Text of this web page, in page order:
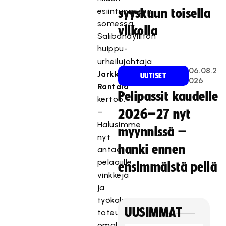
esiintuomisen
somessa,
Salibandyliiton
huippu-
urheilujohtaja
Jarkko
Rantala
kertoo.
–
Halusimme
nyt
antaa
pelaajille
vinkkejä
ja
työkaluja
toteuttamaan
syyskuun toisella
viikolla
UUTISET
06.08.2
026
Pelipassit kaudelle
2026–27 nyt
myynnissä –
hanki ennen
ensimmäistä peliä
UUSIMMAT